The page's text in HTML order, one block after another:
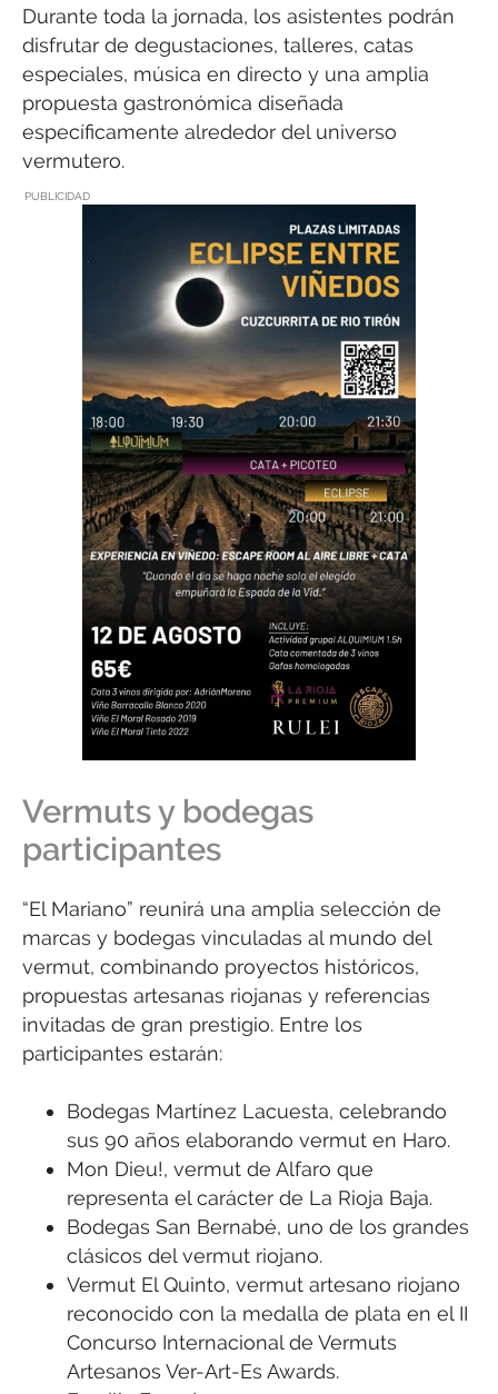
Durante toda la jornada, los asistentes podrán
disfrutar de degustaciones, talleres, catas
especiales, música en directo y una amplia
propuesta gastronómica diseñada
específicamente alrededor del universo
vermutero.
PUBLICIDAD
Vermuts y bodegas
participantes
“El Mariano” reunirá una amplia selección de
marcas y bodegas vinculadas al mundo del
vermut, combinando proyectos históricos,
propuestas artesanas riojanas y referencias
invitadas de gran prestigio. Entre los
participantes estarán:
Bodegas Martínez Lacuesta, celebrando
sus 90 años elaborando vermut en Haro.
Mon Dieu!, vermut de Alfaro que
representa el carácter de La Rioja Baja.
Bodegas San Bernabé, uno de los grandes
clásicos del vermut riojano.
Vermut El Quinto, vermut artesano riojano
reconocido con la medalla de plata en el II
Concurso Internacional de Vermuts
Artesanos Ver-Art-Es Awards.